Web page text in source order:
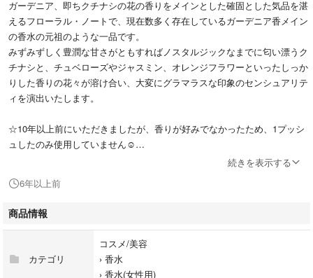
ガーデニア、即ちクチナシの花の香りをメインとした確固とした気品を湛
えるフローラル・ノートで、現在数多く存在しているガーデニア香メイン
の香水の元祖のような一品です。
みずみずしく豊潤な甘さがともすればノスタルジックなまでに匂い漂うク
チナシと、チュベローズやジャスミン、オレンジフラワーといったしっか
りした香りの花々が溶け合い、大変にグラマラスな印象のセンシュアリテ
ィを演出いたします。
☆10年以上前にいただきましたが、香りが好みでなかったため、1プッシ
ュしたのみ使用していません︎︎︎︎☺︎
かなり年月が経っているため、肌付けはおすすめしません!!
す︎︎︎︎☺︎
☆ご購入後は、ご購入者さまの責任でご使用をお願いします!!
☆ノークレームノーリターンでご理解のある方以外は御遠慮くださいませ
続きを表示する
6年以上前
商品情報
カテゴリ
コスメ/美容
› 香水
› 香水(女性用)